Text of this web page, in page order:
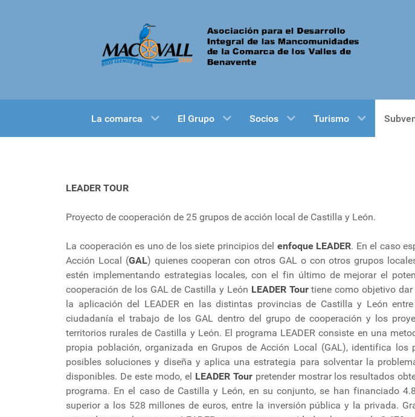
La comarca El Grupo Socios Turismo
LEADER TOUR
Proyecto de cooperación de 25 grupos de acción local de Castilla y León.
La cooperación es uno de los siete principios del enfoque LEADER. En el caso
Acción Local (GAL) quienes cooperan con otros GAL o con otros grupos
estén implementando estrategias locales, con el fin último de mejorar el
cooperación de los GAL de Castilla y León LEADER Tourtiene como objetivo dar
la aplicación del LEADER en las distintas provincias de Castilla y León
ciudadanía el trabajo de los GAL dentro del grupo de cooperación y los
territorios rurales de Castilla y León. El programa LEADER consiste en una
propia población, organizada en Grupos de Acción Local (GAL), identifica
posibles soluciones y diseña y aplica una estrategia para solventar la
disponibles. De este modo, el LEADER Tour pretender mostrar los resultados
programa. En el caso de Castilla y León, en su conjunto, se han financiado
superior a los 528 millones de euros, entre la inversión pública y la privada.